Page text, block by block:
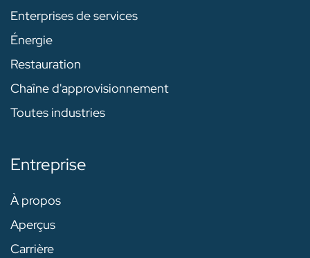
Enterprises de services
Énergie
Restauration
Chaîne d'approvisionnement
Toutes industries
Entreprise
À propos
Aperçus
Carrière